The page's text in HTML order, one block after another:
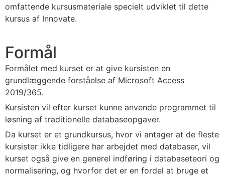
omfattende kursusmateriale specielt udviklet til dette
kursus af Innovate.
Formål
Formålet med kurset er at give kursisten en
grundlæggende forståelse af Microsoft Access
2019/365.
Kursisten vil efter kurset kunne anvende programmet til
løsning af traditionelle databaseopgaver.
Da kurset er et grundkursus, hvor vi antager at de fleste
kursister ikke tidligere har arbejdet med databaser, vil
kurset også give en generel indføring i databaseteori og
normalisering, og hvorfor det er en fordel at bruge et